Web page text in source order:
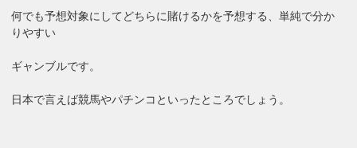
何でも予想対象にしてどちらに賭けるかを予想する、単純で分か
りやすい
ギャンブルです。
日本で言えば競馬やパチンコといったところでしょう。